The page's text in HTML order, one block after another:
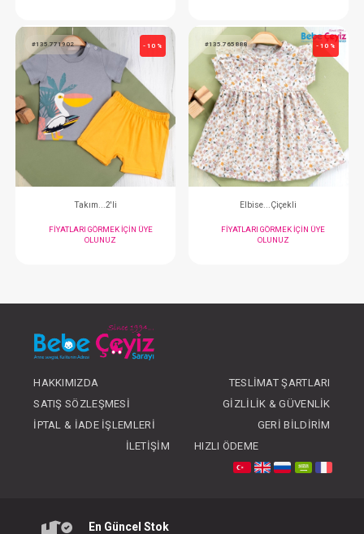
Salopet
FIYATLARI GÖRMEK IÇIN ÜYE
OLUNUZ
Salopet
FIYATLARI
#135.771902 - 10 %
Takım...2'li
FIYATLARI GÖRMEK IÇIN ÜYE
#135.765888
FIYATLARI
HAKKIMIZDA
TESLIMAT ŞARTLARI
SATIŞ SÖZLEŞMESI
GIZLILIK & GÜVENLIK
İPTAL & İADE İŞLEMLERI
GERI BILDIRIM
İLETIŞIM
HIZLI ÖDEME
En Güncel Stok